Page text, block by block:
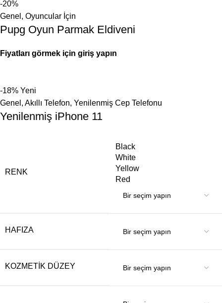
-20%
Genel , Oyuncular İçin
Pupg Oyun Parmak Eldiveni
Fiyatları görmek için giriş yapın
-18% Yeni
Genel , Akıllı Telefon, Yenilenmiş Cep Telefonu
Yenilenmiş iPhone 11
RENK
Black
White
Yellow
Red
HAFIZA
KOZMETIK DÜZEY